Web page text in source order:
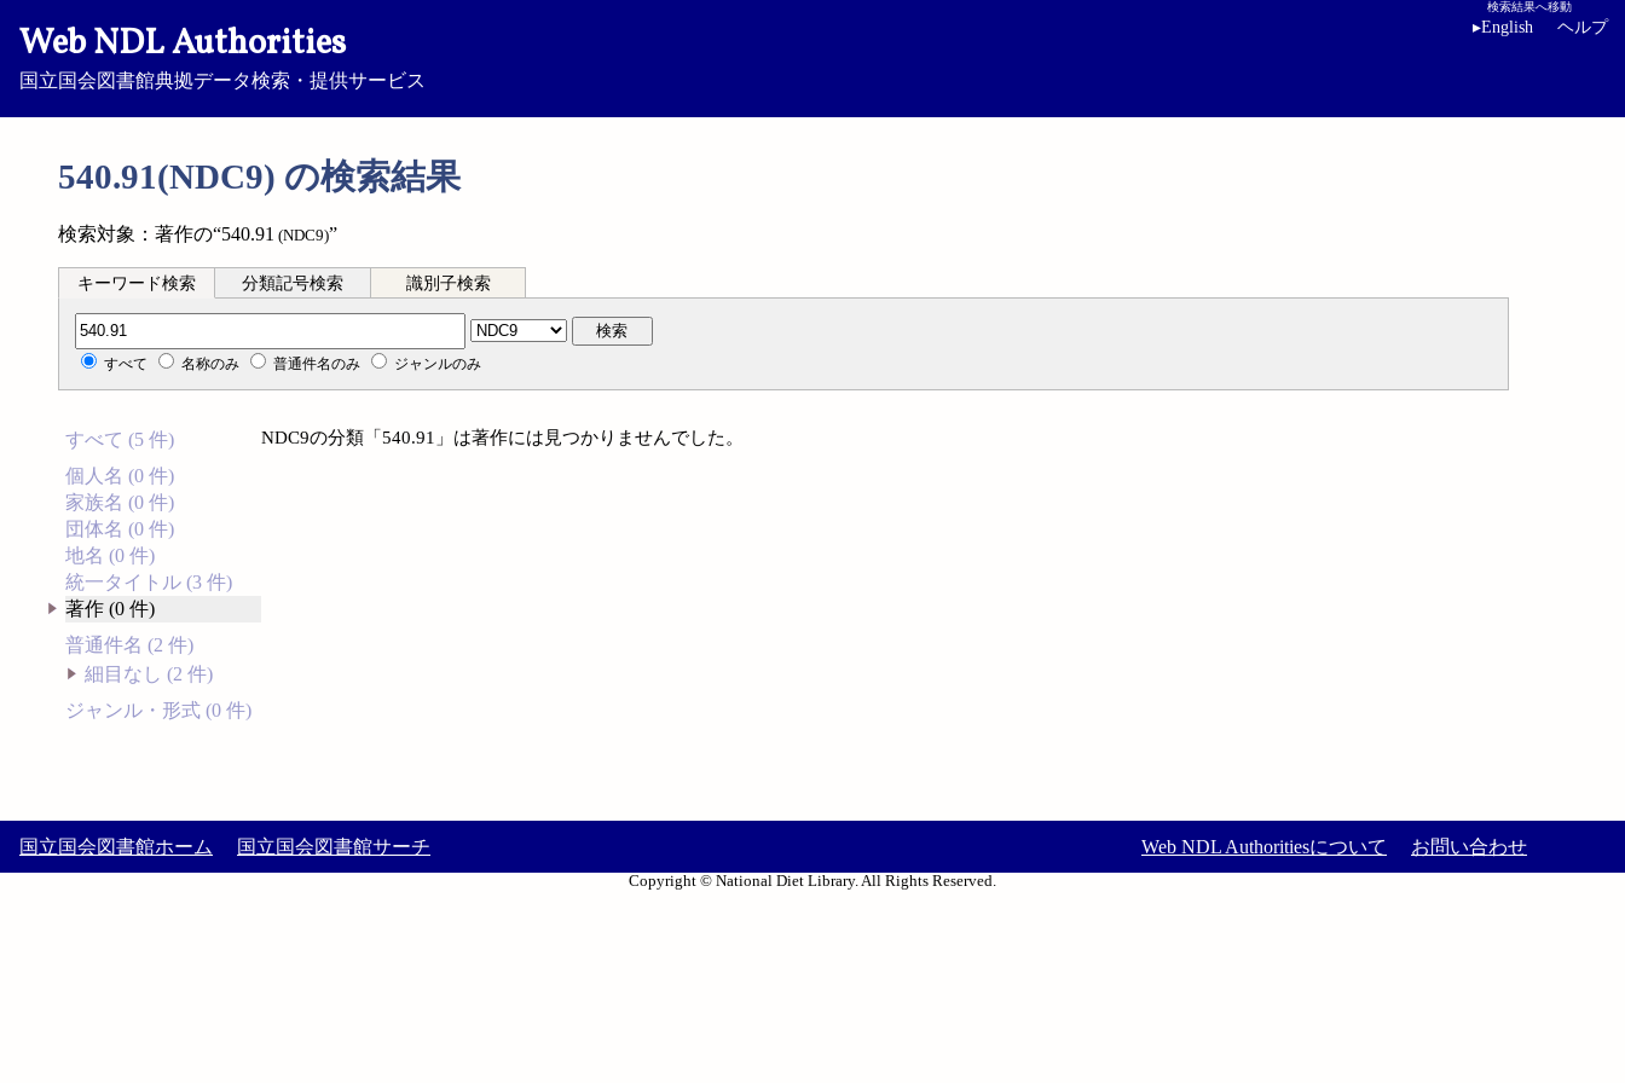
Web NDL Authorities
国立国会図書館典拠データ検索・提供サービス
検索結果へ移動
▸English ヘルプ
540.91(NDC9) の検索結果
検索対象：著作の“540.91 (NDC9)”
キーワード検索 分類記号検索 識別子検索
分類記号検索 検索
すべて 名称のみ 普通件名のみ ジャンルのみ
すべて (5 件)
個人名 (0 件)
家族名 (0 件)
団体名 (0 件)
地名 (0 件)
統一タイトル (3 件)
著作 (0 件)
普通件名 (2 件)
細目なし (2 件)
ジャンル・形式 (0 件)
NDC9の分類「540.91」は著作には見つかりませんでした。
国立国会図書館ホーム 国立国会図書館サーチ Web NDL Authoritiesについて お問い合わせ
Copyright © National Diet Library. All Rights Reserved.